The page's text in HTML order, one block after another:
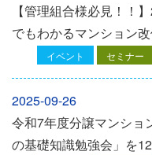
【管理組合様必見！！
でもわかるマンション
イベント セミナー
2025-09-26
令和7年度分譲マンショ
の基礎知識勉強会」を